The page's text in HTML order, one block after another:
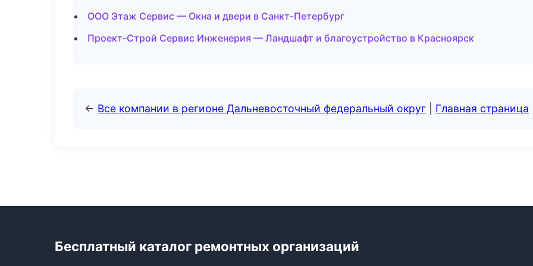
ООО Этаж Сервис — Окна и двери в Санкт-Петербург
Проект-Строй Сервис Инженерия — Ландшафт и благоустройство в Красноярск
← Все компании в регионе Дальневосточный федеральный округ Главная страница
Бесплатный каталог ремонтных организаций